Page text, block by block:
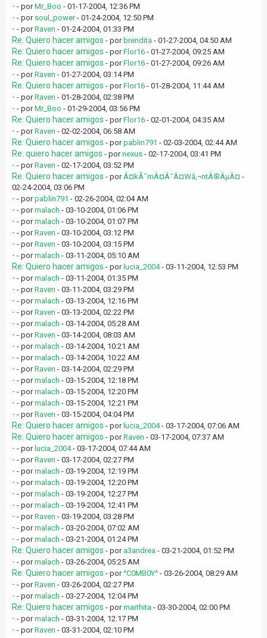
- - porMr_Boo - 01-17-2004, 12:36 PM
- - por soul_power- 01-24-2004, 12:50 PM
- - porRaven - 01-24-2004, 01:33 PM
Re: Quiero hacer amigos - por brendita - 01-27-2004, 04:50 AM
Re: Quiero hacer amigos - porFlor16 - 01-27-2004, 09:25 AM
Re: Quiero hacer amigos - porFlor16 - 01-27-2004, 09:26 AM
- - porRaven - 01-27-2004, 03:14 PM
Re: Quiero hacer amigos - porFlor16 - 01-28-2004, 11:44 AM
- - porRaven - 01-28-2004, 02:38 PM
- - porMr_Boo - 01-29-2004, 03:56 PM
Re: Quiero hacer amigos - porFlor16 - 02-01-2004, 04:35 AM
- - porRaven - 02-02-2004, 06:58 AM
Re: Quiero hacer amigos - porpablin791 - 02-03-2004, 02:44 AM
Re: quiero hacer amigos - pornexus - 02-17-2004, 03:41 PM
- - porRaven - 02-17-2004, 03:52 PM
Re: Quiero hacer amigos - porÂ¤kÃ¯mÂ¤Â¯Â¤Wâ‚¬ntÂ®ÂµÂ¤ -
02-24-2004, 03:06 PM
- - porpablin791 - 02-26-2004, 02:04 AM
- - pormalach - 03-10-2004, 01:06 PM
- - pormalach - 03-10-2004, 01:07 PM
- - porRaven - 03-10-2004, 03:12 PM
- - porRaven - 03-10-2004, 03:15 PM
- - pormalach - 03-11-2004, 05:10 AM
Re: Quiero hacer amigos - por lucia_2004- 03-11-2004, 12:53 PM
- - pormalach - 03-11-2004, 01:35 PM
- - porRaven - 03-11-2004, 03:29 PM
- - pormalach - 03-13-2004, 12:16 PM
- - porRaven - 03-13-2004, 02:22 PM
- - pormalach - 03-14-2004, 05:28 AM
- - porRaven - 03-14-2004, 08:03 AM
- - pormalach - 03-14-2004, 10:21 AM
- - pormalach - 03-14-2004, 10:22 AM
- - porRaven - 03-14-2004, 02:29 PM
- - pormalach - 03-15-2004, 12:18 PM
- - pormalach - 03-15-2004, 12:20 PM
- - pormalach - 03-15-2004, 12:21 PM
- - porRaven - 03-15-2004, 04:04 PM
Re: Quiero hacer amigos - por lucia_2004- 03-17-2004, 07:06 AM
Re: Quiero hacer amigos - porRaven - 03-17-2004, 07:37 AM
- - por lucia_2004- 03-17-2004, 07:44 AM
- - porRaven - 03-17-2004, 02:27 PM
- - pormalach - 03-19-2004, 12:19 PM
- - pormalach - 03-19-2004, 12:20 PM
- - pormalach - 03-19-2004, 12:27 PM
- - pormalach - 03-19-2004, 12:41 PM
- - porRaven - 03-19-2004, 03:28 PM
- - pormalach - 03-20-2004, 07:02 AM
- - pormalach - 03-21-2004, 01:24 PM
Re: Quiero hacer amigos - por a3andrea - 03-21-2004, 01:52 PM
- - pormalach - 03-26-2004, 05:25 AM
Re: Quiero hacer amigos - por^C0MB0Y^ - 03-26-2004, 08:29 AM
- - porRaven - 03-26-2004, 02:27 PM
- - pormalach - 03-27-2004, 12:04 PM
Re: Quiero hacer amigos - pormarthita - 03-30-2004, 02:00 PM
- - pormalach - 03-31-2004, 12:17 PM
- - porRaven - 03-31-2004, 02:10 PM